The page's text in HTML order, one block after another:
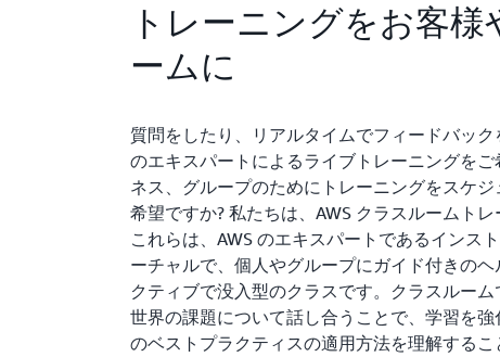
トレーニングをお客様
ームに
質問をしたり、リアルタイムでフィードバッ
のエキスパートによるライブトレーニングを
ネス、グループのためにトレーニングをスケ
希望ですか? 私たちは、AWS クラスルームトレ
これらは、AWS のエキスパートであるインス
ーチャルで、個人やグループにガイド付きの
クティブで没入型のクラスです。クラスルー
世界の課題について話し合うことで、学習を
のベストプラクティスの適用方法を理解するこ